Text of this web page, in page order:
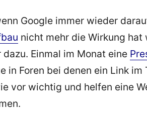
Google immer wieder
nicht mehr die Wirkung
Einmal im Monat eine
in Foren bei denen ein Link
vor wichtig und helfen eine